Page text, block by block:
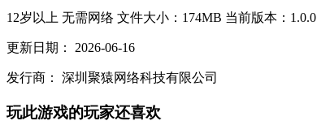
12岁以上 无需网络 文件大小：174MB 当前版本：1.0.0
更新日期： 2026-06-16
发行商： 深圳聚猿网络科技有限公司
玩此游戏的玩家还喜欢